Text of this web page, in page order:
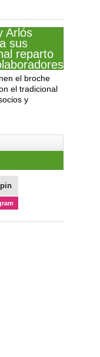
el broche
el tradicional
y